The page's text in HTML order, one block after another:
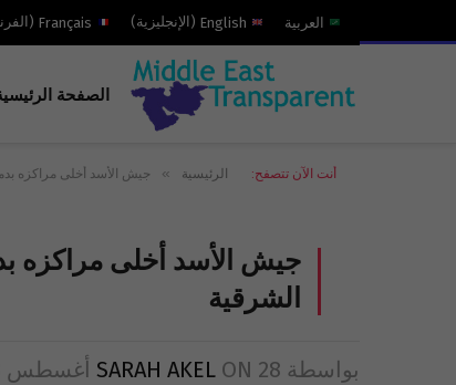
العربية English
( الإنجليزية)
Français
(
الصفحة
أنت الآن تتصفح: الرئيسية » جيش الأسد أخلى مراكزه
جيش الأسد أخلى مراكزه
الشرقية
بواسطة SARAH AKEL ON 28 أغسطس 2013